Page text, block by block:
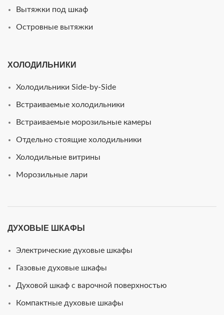
Вытяжки под шкаф
Островные вытяжки
ХОЛОДИЛЬНИКИ
Холодильники Side-by-Side
Встраиваемые холодильники
Встраиваемые морозильные камеры
Отдельно стоящие холодильники
Холодильные витрины
Морозильные лари
ДУХОВЫЕ ШКАФЫ
Электрические духовые шкафы
Газовые духовые шкафы
Духовой шкаф с варочной поверхностью
Компактные духовые шкафы